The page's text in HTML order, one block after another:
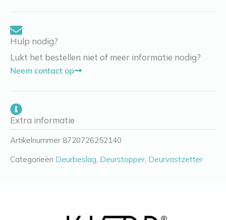
Hulp nodig?
Lukt het bestellen niet of meer informatie nodig?
Neem contact op
Extra informatie
Artikelnummer 8720726252140
Categorieën Deurbeslag, Deurstopper, Deurvastzetter